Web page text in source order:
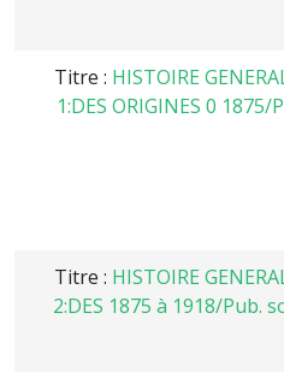
Titre : HISTOIRE
1:DES ORIGINES 0
Titre : HISTOIRE
2:DES 1875 à 1918/Pub.